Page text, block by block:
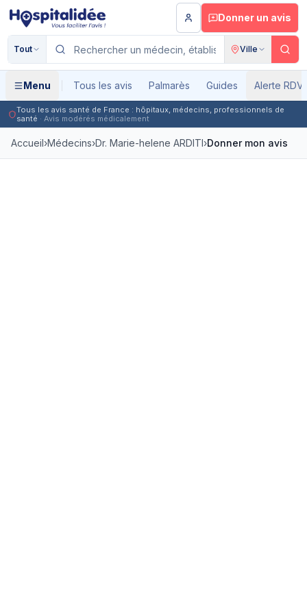
Aller au contenu principal
Donner un avis
Tout Ville
Menu Tous les avis Palmarès Guides Alerte RDV
Tous les avis santé de France : hôpitaux, médecins, professionnels de
santé · Avis modérés médicalement
Accueil›Médecins›Dr. Marie-helene ARDITI›Donner mon avis